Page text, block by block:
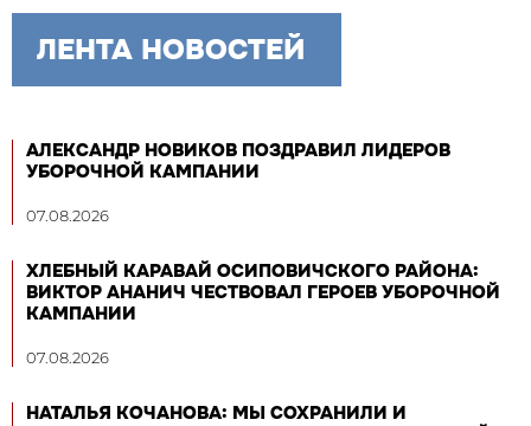
ЛЕНТА НОВОСТЕЙ
АЛЕКСАНДР НОВИКОВ ПОЗДРАВИЛ ЛИДЕРОВ
УБОРОЧНОЙ КАМПАНИИ
07.08.2026
ХЛЕБНЫЙ КАРАВАЙ ОСИПОВИЧСКОГО РАЙОНА:
ВИКТОР АНАНИЧ ЧЕСТВОВАЛ ГЕРОЕВ УБОРОЧНОЙ
КАМПАНИИ
07.08.2026
НАТАЛЬЯ КОЧАНОВА: МЫ СОХРАНИЛИ И